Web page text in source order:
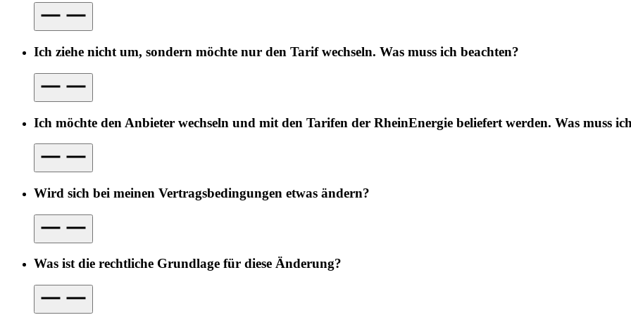
Ich ziehe nicht um, sondern möchte nur den Tarif wechseln. Was muss ich beachten?
Ich möchte den Anbieter wechseln und mit den Tarifen der RheinEnergie beliefert werden. Was muss
Wird sich bei meinen Vertragsbedingungen etwas ändern?
Was ist die rechtliche Grundlage für diese Änderung?